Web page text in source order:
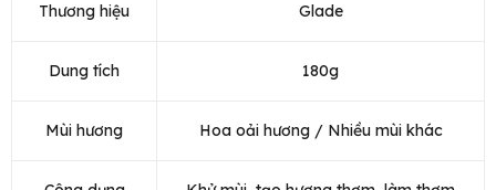
Thương hiệu Glade
Dung tích 180g
Mùi hương Hoa oải hương / Nhiều mùi khác